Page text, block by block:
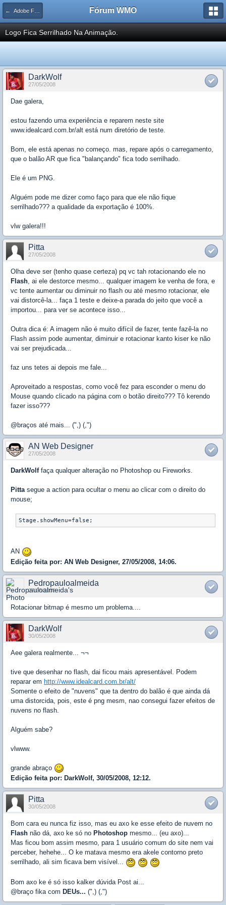
← Adobe Flash e ActionScript Fórum WMO
Logo Fica Serrilhado Na Animação.
DarkWolf
27/05/2008
Dae galera,
estou fazendo uma experiência e reparem neste site
www.idealcard.com.br/alt está num diretório de teste.
Bom, ele está apenas no começo. mas, repare após o carregamento,
que o balão AR que fica "balançando" fica todo serrilhado.
Ele é um PNG.
Alguém pode me dizer como faço para que ele não fique
serrilhado??? a qualidade da exportação é 100%.
vlw galera!!!
Pitta
27/05/2008
Olha deve ser (tenho quase certeza) pq vc tah rotacionando ele no
Flash, ai ele destorce mesmo... qualquer imagem ke venha de fora, e
vc tente aumentar ou diminuir no flash ou até mesmo rotacionar, ele
vai distorcê-la... faça 1 teste e deixe-a parada do jeito que você a
importou... para ver se acontece isso...
Outra dica é: A imagem não é muito difícil de fazer, tente fazê-la no
Flash assim pode aumentar, diminuir e rotacionar kanto kiser ke não
vai ser prejudicada...
faz uns tetes ai depois me fale...
Aproveitado a respostas, como você fez para esconder o menu do
Mouse quando clicado na página com o botão direito??? Tô kerendo
fazer isso???
@braços até mais... (",) (,")
AN Web Designer
27/05/2008
DarkWolffaça qualquer alteração no Photoshop ou Fireworks.
Pittasegue a action para ocultar o menu ao clicar com o direito do
mouse;
Stage.showMenu=false;
AN
Edição feita por: AN Web Designer, 27/05/2008, 14:06.
Pedropauloalmeida
27/05/2008
Rotacionar bitmap é mesmo um problema....
DarkWolf
30/05/2008
Aee galera realmente... ¬¬
tive que desenhar no flash, dai ficou mais apresentável. Podem
reparar em http://www.idealcard.com.br/alt/
Somente o efeito de "nuvens" que ta dentro do balão é que ainda dá
uma distorcida, pois, este é png mesm, nao consegui fazer efeitos de
nuvens no flash.
Alguém sabe?
vlwww.
grande abraço
Edição feita por: DarkWolf, 30/05/2008, 12:12.
Pitta
30/05/2008
Bom cara eu nunca fiz isso, mas eu axo ke esse efeito de nuvem no
Flash não dá, axo ke só no Photoshop mesmo... (eu axo)...
Mas ficou bom assim mesmo, para 1 usuário comum do site nem vai
perceber, hehehe... O ke matava mesmo era akele contorno preto
serrilhado, ali sim ficava bem visível...
Bom axo ke é só isso kalker dúvida Post ai...
@braço fika com DEUs... (",) (,")